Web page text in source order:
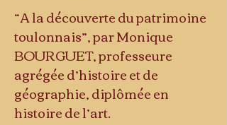
“A la découverte du patrimoine
toulonnais”, par Monique
BOURGUET, professeure
agrégée d’histoire et de
géographie, diplômée en
histoire de l’art.